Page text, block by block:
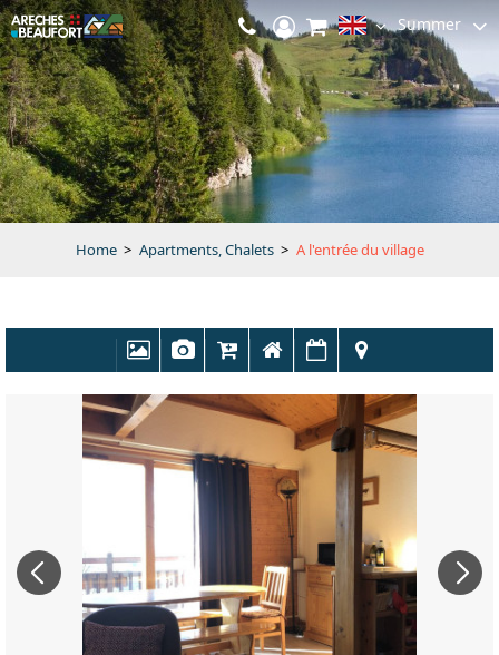
Summer
Home > Apartments, Chalets > A l'entrée du village